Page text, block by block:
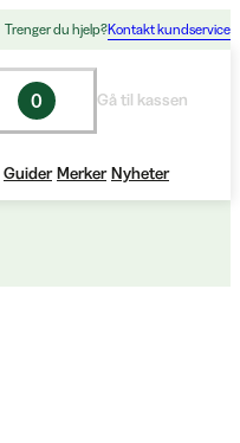
Trenger du hjelp?Kontakt kundservice
0 Gå til kassen
Guider Merker Nyheter